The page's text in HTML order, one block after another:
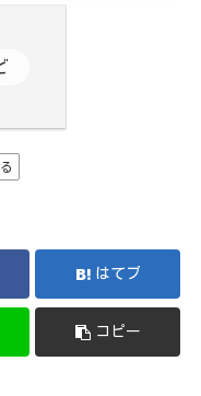
はてブ
コピー